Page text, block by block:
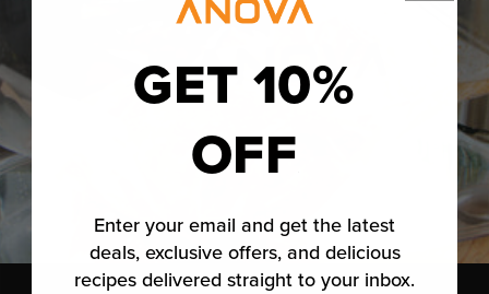
GET 10%
OFF
Enter your email and get the latest
deals, exclusive offers, and delicious
recipes delivered straight to your inbox.